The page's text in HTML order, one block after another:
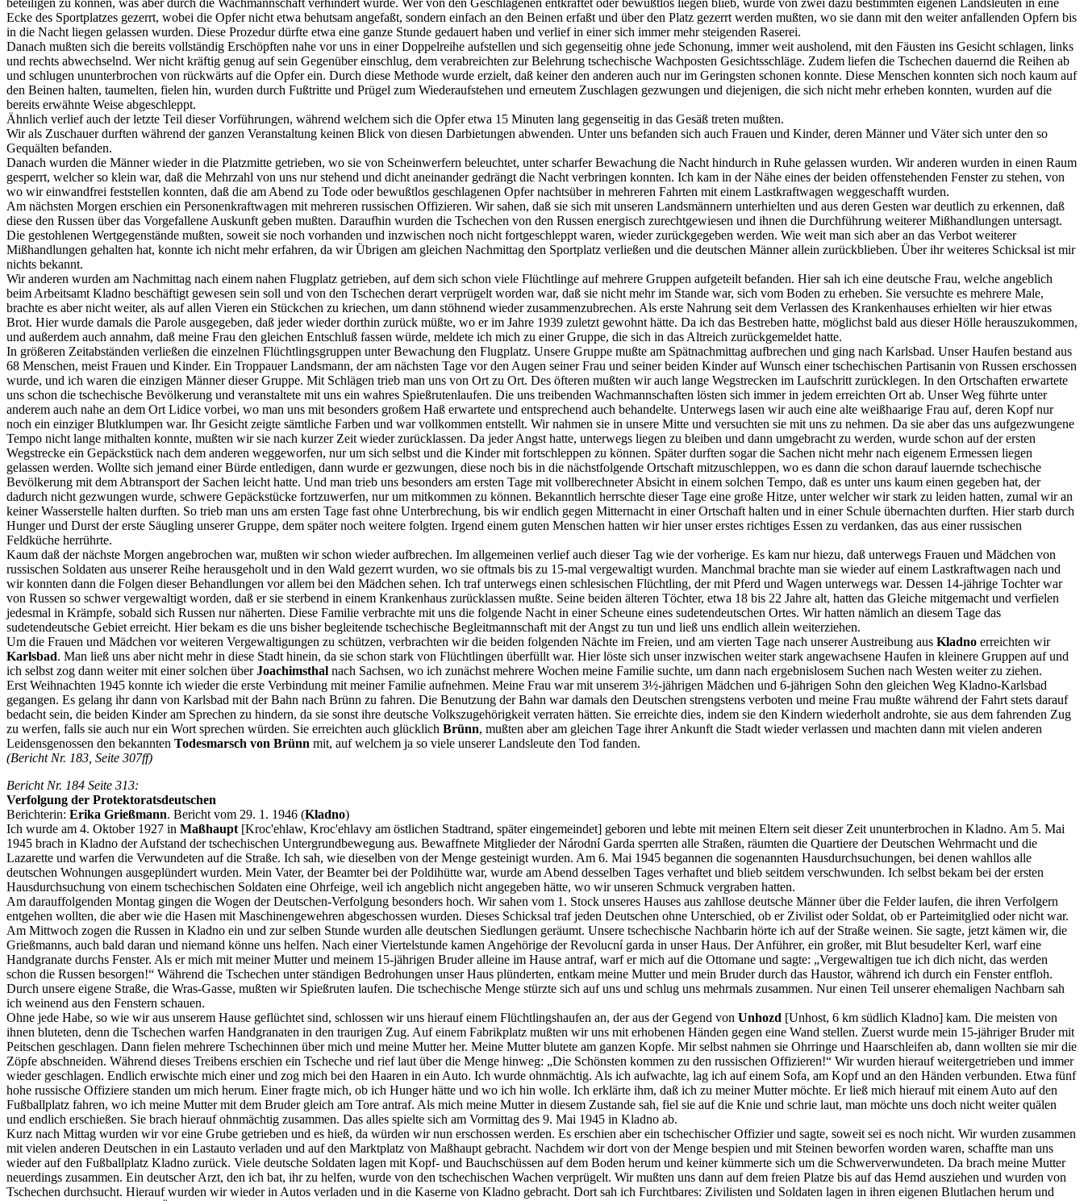
beteiligen zu können, was aber durch die Wachmannschaft verhindert wurde. Wer von den Geschlagenen entkräftet oder bewußtlos liegen blieb, wurde von zwei dazu bestimmten eigenen Landsleuten in eine
Ecke des Sportplatzes gezerrt, wobei die Opfer nicht etwa behutsam angefaßt, sondern einfach an den Beinen erfaßt und über den Platz gezerrt werden mußten, wo sie dann mit den weiter anfallenden Opfern bis
in die Nacht liegen gelassen wurden. Diese Prozedur dürfte etwa eine ganze Stunde gedauert haben und verlief in einer sich immer mehr steigenden Raserei.
Danach mußten sich die bereits vollständig Erschöpften nahe vor uns in einer Doppelreihe aufstellen und sich gegenseitig ohne jede Schonung, immer weit ausholend, mit den Fäusten ins Gesicht schlagen, links
und rechts abwechselnd. Wer nicht kräftig genug auf sein Gegenüber einschlug, dem verabreichten zur Belehrung tschechische Wachposten Gesichtsschläge. Zudem liefen die Tschechen dauernd die Reihen ab
und schlugen ununterbrochen von rückwärts auf die Opfer ein. Durch diese Methode wurde erzielt, daß keiner den anderen auch nur im Geringsten schonen konnte. Diese Menschen konnten sich noch kaum auf
den Beinen halten, taumelten, fielen hin, wurden durch Fußtritte und Prügel zum Wiederaufstehen und erneutem Zuschlagen gezwungen und diejenigen, die sich nicht mehr erheben konnten, wurden auf die
bereits erwähnte Weise abgeschleppt.
Ähnlich verlief auch der letzte Teil dieser Vorführungen, während welchem sich die Opfer etwa 15 Minuten lang gegenseitig in das Gesäß treten mußten.
Wir als Zuschauer durften während der ganzen Veranstaltung keinen Blick von diesen Darbietungen abwenden. Unter uns befanden sich auch Frauen und Kinder, deren Männer und Väter sich unter den so
Gequälten befanden.
Danach wurden die Männer wieder in die Platzmitte getrieben, wo sie von Scheinwerfern beleuchtet, unter scharfer Bewachung die Nacht hindurch in Ruhe gelassen wurden. Wir anderen wurden in einen Raum
gesperrt, welcher so klein war, daß die Mehrzahl von uns nur stehend und dicht aneinander gedrängt die Nacht verbringen konnten. Ich kam in der Nähe eines der beiden offenstehenden Fenster zu stehen, von
wo wir einwandfrei feststellen konnten, daß die am Abend zu Tode oder bewußtlos geschlagenen Opfer nachtsüber in mehreren Fahrten mit einem Lastkraftwagen weggeschafft wurden.
Am nächsten Morgen erschien ein Personenkraftwagen mit mehreren russischen Offizieren. Wir sahen, daß sie sich mit unseren Landsmännern unterhielten und aus deren Gesten war deutlich zu erkennen, daß
diese den Russen über das Vorgefallene Auskunft geben mußten. Daraufhin wurden die Tschechen von den Russen energisch zurechtgewiesen und ihnen die Durchführung weiterer Mißhandlungen untersagt.
Die gestohlenen Wertgegenstände mußten, soweit sie noch vorhanden und inzwischen noch nicht fortgeschleppt waren, wieder zurückgegeben werden. Wie weit man sich aber an das Verbot weiterer
Mißhandlungen gehalten hat, konnte ich nicht mehr erfahren, da wir Übrigen am gleichen Nachmittag den Sportplatz verließen und die deutschen Männer allein zurückblieben. Über ihr weiteres Schicksal ist mir
nichts bekannt.
Wir anderen wurden am Nachmittag nach einem nahen Flugplatz getrieben, auf dem sich schon viele Flüchtlinge auf mehrere Gruppen aufgeteilt befanden. Hier sah ich eine deutsche Frau, welche angeblich
beim Arbeitsamt Kladno beschäftigt gewesen sein soll und von den Tschechen derart verprügelt worden war, daß sie nicht mehr im Stande war, sich vom Boden zu erheben. Sie versuchte es mehrere Male,
brachte es aber nicht weiter, als auf allen Vieren ein Stückchen zu kriechen, um dann stöhnend wieder zusammenzubrechen. Als erste Nahrung seit dem Verlassen des Krankenhauses erhielten wir hier etwas
Brot. Hier wurde damals die Parole ausgegeben, daß jeder wieder dorthin zurück müßte, wo er im Jahre 1939 zuletzt gewohnt hätte. Da ich das Bestreben hatte, möglichst bald aus dieser Hölle herauszukommen,
und außerdem auch annahm, daß meine Frau den gleichen Entschluß fassen würde, meldete ich mich zu einer Gruppe, die sich in das Altreich zurückgemeldet hatte.
In größeren Zeitabständen verließen die einzelnen Flüchtlingsgruppen unter Bewachung den Flugplatz. Unsere Gruppe mußte am Spätnachmittag aufbrechen und ging nach Karlsbad. Unser Haufen bestand aus
68 Menschen, meist Frauen und Kinder. Ein Troppauer Landsmann, der am nächsten Tage vor den Augen seiner Frau und seiner beiden Kinder auf Wunsch einer tschechischen Partisanin von Russen erschossen
wurde, und ich waren die einzigen Männer dieser Gruppe. Mit Schlägen trieb man uns von Ort zu Ort. Des öfteren mußten wir auch lange Wegstrecken im Laufschritt zurücklegen. In den Ortschaften erwartete
uns schon die tschechische Bevölkerung und veranstaltete mit uns ein wahres Spießrutenlaufen. Die uns treibenden Wachmannschaften lösten sich immer in jedem erreichten Ort ab. Unser Weg führte unter
anderem auch nahe an dem Ort Lidice vorbei, wo man uns mit besonders großem Haß erwartete und entsprechend auch behandelte. Unterwegs lasen wir auch eine alte weißhaarige Frau auf, deren Kopf nur
noch ein einziger Blutklumpen war. Ihr Gesicht zeigte sämtliche Farben und war vollkommen entstellt. Wir nahmen sie in unsere Mitte und versuchten sie mit uns zu nehmen. Da sie aber das uns aufgezwungene
Tempo nicht lange mithalten konnte, mußten wir sie nach kurzer Zeit wieder zurücklassen. Da jeder Angst hatte, unterwegs liegen zu bleiben und dann umgebracht zu werden, wurde schon auf der ersten
Wegstrecke ein Gepäckstück nach dem anderen weggeworfen, nur um sich selbst und die Kinder mit fortschleppen zu können. Später durften sogar die Sachen nicht mehr nach eigenem Ermessen liegen
gelassen werden. Wollte sich jemand einer Bürde entledigen, dann wurde er gezwungen, diese noch bis in die nächstfolgende Ortschaft mitzuschleppen, wo es dann die schon darauf lauernde tschechische
Bevölkerung mit dem Abtransport der Sachen leicht hatte. Und man trieb uns besonders am ersten Tage mit vollberechneter Absicht in einem solchen Tempo, daß es unter uns kaum einen gegeben hat, der
dadurch nicht gezwungen wurde, schwere Gepäckstücke fortzuwerfen, nur um mitkommen zu können. Bekanntlich herrschte dieser Tage eine große Hitze, unter welcher wir stark zu leiden hatten, zumal wir an
keiner Wasserstelle halten durften. So trieb man uns am ersten Tage fast ohne Unterbrechung, bis wir endlich gegen Mitternacht in einer Ortschaft halten und in einer Schule übernachten durften. Hier starb durch
Hunger und Durst der erste Säugling unserer Gruppe, dem später noch weitere folgten. Irgend einem guten Menschen hatten wir hier unser erstes richtiges Essen zu verdanken, das aus einer russischen
Feldküche herrührte.
Kaum daß der nächste Morgen angebrochen war, mußten wir schon wieder aufbrechen. Im allgemeinen verlief auch dieser Tag wie der vorherige. Es kam nur hiezu, daß unterwegs Frauen und Mädchen von
russischen Soldaten aus unserer Reihe herausgeholt und in den Wald gezerrt wurden, wo sie oftmals bis zu 15-mal vergewaltigt wurden. Manchmal brachte man sie wieder auf einem Lastkraftwagen nach und
wir konnten dann die Folgen dieser Behandlungen vor allem bei den Mädchen sehen. Ich traf unterwegs einen schlesischen Flüchtling, der mit Pferd und Wagen unterwegs war. Dessen 14-jährige Tochter war
von Russen so schwer vergewaltigt worden, daß er sie sterbend in einem Krankenhaus zurücklassen mußte. Seine beiden älteren Töchter, etwa 18 bis 22 Jahre alt, hatten das Gleiche mitgemacht und verfielen
jedesmal in Krämpfe, sobald sich Russen nur näherten. Diese Familie verbrachte mit uns die folgende Nacht in einer Scheune eines sudetendeutschen Ortes. Wir hatten nämlich an diesem Tage das
sudetendeutsche Gebiet erreicht. Hier bekam es die uns bisher begleitende tschechische Begleitmannschaft mit der Angst zu tun und ließ uns endlich allein weiterziehen.
Um die Frauen und Mädchen vor weiteren Vergewaltigungen zu schützen, verbrachten wir die beiden folgenden Nächte im Freien, und am vierten Tage nach unserer Austreibung aus Kladno erreichten wir
Karlsbad. Man ließ uns aber nicht mehr in diese Stadt hinein, da sie schon stark von Flüchtlingen überfüllt war. Hier löste sich unser inzwischen weiter stark angewachsene Haufen in kleinere Gruppen auf und
ich selbst zog dann weiter mit einer solchen überJoachimsthal nach Sachsen, wo ich zunächst mehrere Wochen meine Familie suchte, um dann nach ergebnislosem Suchen nach Westen weiter zu ziehen.
Erst Weihnachten 1945 konnte ich wieder die erste Verbindung mit meiner Familie aufnehmen. Meine Frau war mit unserem 3½-jährigen Mädchen und 6-jährigen Sohn den gleichen Weg Kladno-Karlsbad
gegangen. Es gelang ihr dann von Karlsbad mit der Bahn nach Brünn zu fahren. Die Benutzung der Bahn war damals den Deutschen strengstens verboten und meine Frau mußte während der Fahrt stets darauf
bedacht sein, die beiden Kinder am Sprechen zu hindern, da sie sonst ihre deutsche Volkszugehörigkeit verraten hätten. Sie erreichte dies, indem sie den Kindern wiederholt androhte, sie aus dem fahrenden Zug
zu werfen, falls sie auch nur ein Wort sprechen würden. Sie erreichten auch glücklich Brünn, mußten aber am gleichen Tage ihrer Ankunft die Stadt wieder verlassen und machten dann mit vielen anderen
Leidensgenossen den bekannten Todesmarsch von Brünn mit, auf welchem ja so viele unserer Landsleute den Tod fanden.
(Bericht Nr. 183, Seite 307ff)
Bericht Nr. 184 Seite 313:
Verfolgung der Protektoratsdeutschen
Berichterin: Erika Grießmann. Bericht vom 29. 1. 1946 (Kladno)
Ich wurde am 4. Oktober 1927 in Maßhaupt [Kroc'ehlaw, Kroc'ehlavy am östlichen Stadtrand, später eingemeindet] geboren und lebte mit meinen Eltern seit dieser Zeit ununterbrochen in Kladno. Am 5. Mai
1945 brach in Kladno der Aufstand der tschechischen Untergrundbewegung aus. Bewaffnete Mitglieder der Národní Garda sperrten alle Straßen, räumten die Quartiere der Deutschen Wehrmacht und die
Lazarette und warfen die Verwundeten auf die Straße. Ich sah, wie dieselben von der Menge gesteinigt wurden. Am 6. Mai 1945 begannen die sogenannten Hausdurchsuchungen, bei denen wahllos alle
deutschen Wohnungen ausgeplündert wurden. Mein Vater, der Beamter bei der Poldihütte war, wurde am Abend desselben Tages verhaftet und blieb seitdem verschwunden. Ich selbst bekam bei der ersten
Hausdurchsuchung von einem tschechischen Soldaten eine Ohrfeige, weil ich angeblich nicht angegeben hätte, wo wir unseren Schmuck vergraben hatten.
Am darauffolgenden Montag gingen die Wogen der Deutschen-Verfolgung besonders hoch. Wir sahen vom 1. Stock unseres Hauses aus zahllose deutsche Männer über die Felder laufen, die ihren Verfolgern
entgehen wollten, die aber wie die Hasen mit Maschinengewehren abgeschossen wurden. Dieses Schicksal traf jeden Deutschen ohne Unterschied, ob er Zivilist oder Soldat, ob er Parteimitglied oder nicht war.
Am Mittwoch zogen die Russen in Kladno ein und zur selben Stunde wurden alle deutschen Siedlungen geräumt. Unsere tschechische Nachbarin hörte ich auf der Straße weinen. Sie sagte, jetzt kämen wir, die
Grießmanns, auch bald daran und niemand könne uns helfen. Nach einer Viertelstunde kamen Angehörige der Revolucní garda in unser Haus. Der Anführer, ein großer, mit Blut besudelter Kerl, warf eine
Handgranate durchs Fenster. Als er mich mit meiner Mutter und meinem 15-jährigen Bruder alleine im Hause antraf, warf er mich auf die Ottomane und sagte: „Vergewaltigen tue ich dich nicht, das werden
schon die Russen besorgen!“ Während die Tschechen unter ständigen Bedrohungen unser Haus plünderten, entkam meine Mutter und mein Bruder durch das Haustor, während ich durch ein Fenster entfloh.
Durch unsere eigene Straße, die Wras-Gasse, mußten wir Spießruten laufen. Die tschechische Menge stürzte sich auf uns und schlug uns mehrmals zusammen. Nur einen Teil unserer ehemaligen Nachbarn sah
ich weinend aus den Fenstern schauen.
Ohne jede Habe, so wie wir aus unserem Hause geflüchtet sind, schlossen wir uns hierauf einem Flüchtlingshaufen an, der aus der Gegend von Unhozd [Unhost, 6 km südlich Kladno] kam. Die meisten von
ihnen bluteten, denn die Tschechen warfen Handgranaten in den traurigen Zug. Auf einem Fabrikplatz mußten wir uns mit erhobenen Händen gegen eine Wand stellen. Zuerst wurde mein 15-jähriger Bruder mit
Peitschen geschlagen. Dann fielen mehrere Tschechinnen über mich und meine Mutter her. Meine Mutter blutete am ganzen Kopfe. Mir selbst nahmen sie Ohrringe und Haarschleifen ab, dann wollten sie mir die
Zöpfe abschneiden. Während dieses Treibens erschien ein Tscheche und rief laut über die Menge hinweg: „Die Schönsten kommen zu den russischen Offizieren!“ Wir wurden hierauf weitergetrieben und immer
wieder geschlagen. Endlich erwischte mich einer und zog mich bei den Haaren in ein Auto. Ich wurde ohnmächtig. Als ich aufwachte, lag ich auf einem Sofa, am Kopf und an den Händen verbunden. Etwa fünf
hohe russische Offiziere standen um mich herum. Einer fragte mich, ob ich Hunger hätte und wo ich hin wolle. Ich erklärte ihm, daß ich zu meiner Mutter möchte. Er ließ mich hierauf mit einem Auto auf den
Fußballplatz fahren, wo ich meine Mutter mit dem Bruder gleich am Tore antraf. Als mich meine Mutter in diesem Zustande sah, fiel sie auf die Knie und schrie laut, man möchte uns doch nicht weiter quälen
und endlich erschießen. Sie brach hierauf ohnmächtig zusammen. Das alles spielte sich am Vormittag des 9. Mai 1945 in Kladno ab.
Kurz nach Mittag wurden wir vor eine Grube getrieben und es hieß, da würden wir nun erschossen werden. Es erschien aber ein tschechischer Offizier und sagte, soweit sei es noch nicht. Wir wurden zusammen
mit vielen anderen Deutschen in ein Lastauto verladen und auf den Marktplatz von Maßhaupt gebracht. Nachdem wir dort von der Menge bespien und mit Steinen beworfen worden waren, schaffte man uns
wieder auf den Fußballplatz Kladno zurück. Viele deutsche Soldaten lagen mit Kopf- und Bauchschüssen auf dem Boden herum und keiner kümmerte sich um die Schwerverwundeten. Da brach meine Mutter
neuerdings zusammen. Ein deutscher Arzt, den ich bat, ihr zu helfen, wurde von den tschechischen Wachen verprügelt. Wir mußten uns dann auf dem freien Platze bis auf das Hemd ausziehen und wurden von
Tschechen durchsucht. Hierauf wurden wir wieder in Autos verladen und in die Kaserne von Kladno gebracht. Dort sah ich Furchtbares: Zivilisten und Soldaten lagen in ihren eigenen Blutlachen herum und